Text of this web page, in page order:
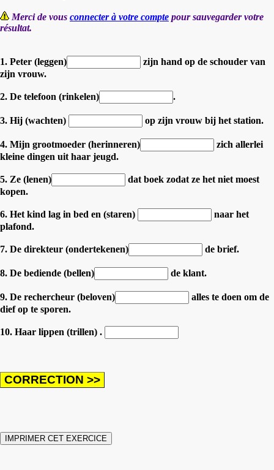
Merci de vous connecter à votre compte pour sauvegarder votre
résultat.
1. Peter (leggen)
zijn hand op de schouder van
zijn vrouw.
2. De telefoon (rinkelen) .
3. Hij (wachten) op zijn vrouw bij het station.
4. Mijn grootmoeder (herinneren)
zich allerlei
kleine dingen uit haar jeugd.
5. Ze (lenen)
dat boek zodat ze het niet moest
kopen.
6. Het kind lag in bed en (staren)
naar het
plafond.
7. De direkteur (ondertekenen) de brief.
8. De bediende (bellen) de klant.
9. De rechercheur (beloven)
alles te doen om de
dief op te sporen.
10. Haar lippen (trillen) .